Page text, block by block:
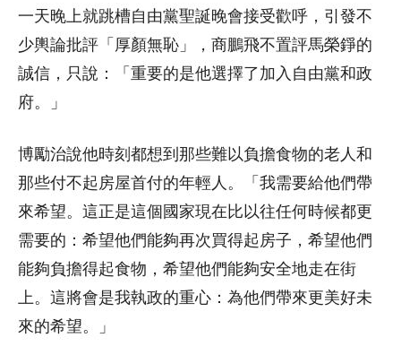
一天晚上就跳槽自由黨聖誕晚會接受歡呼，引發不
少輿論批評「厚顏無恥」，商鵬飛不置評馬榮錚的
誠信，只說：「重要的是他選擇了加入自由黨和政
府。」
博勵治說他時刻都想到那些難以負擔食物的老人和
那些付不起房屋首付的年輕人。「我需要給他們帶
來希望。這正是這個國家現在比以往任何時候都更
需要的：希望他們能夠再次買得起房子，希望他們
能夠負擔得起食物，希望他們能夠安全地走在街
上。這將會是我執政的重心：為他們帶來更美好未
來的希望。」